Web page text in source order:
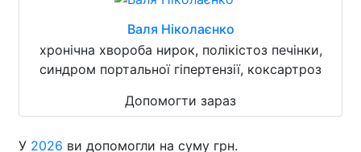
Валя Ніколаєнко
хронічна хвороба нирок, полікістоз печінки,
синдром портальної гіпертензії, коксартроз
Допомогти зараз
У 2026 ви допомогли на суму грн.